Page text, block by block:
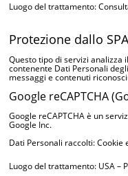
Luogo del trattamento:
Protezione dallo
Questo tipo di servizi analizza
contenente Dati Personali
messaggi e contenuti
Google reCAPTCHA
Google reCAPTCHA è un
Google Inc.
Dati Personali raccolti: Cookie
Luogo del trattamento: USA –